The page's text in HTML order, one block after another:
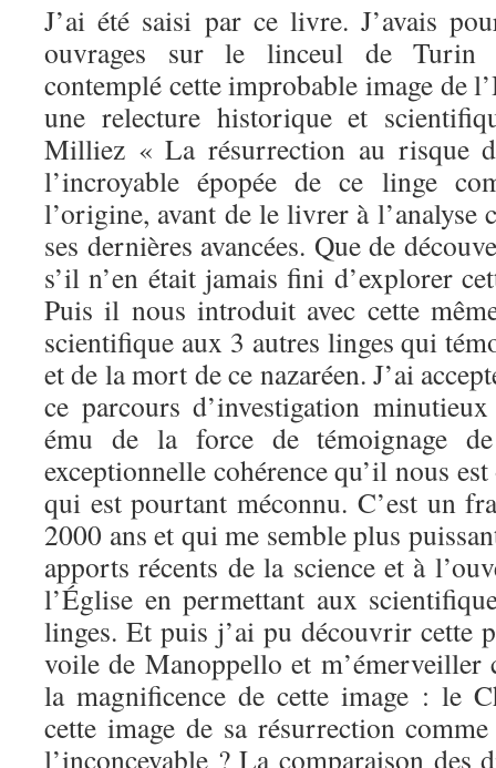
J’ai été saisi par ce livre. J’avais
ouvrages sur le linceul de Turin
contemplé cette improbable image de
une relecture historique et
Milliez « La résurrection au risque
l’incroyable épopée de ce linge
l’origine, avant de le livrer à l’analyse
ses dernières avancées. Que de
s’il n’en était jamais fini d’explorer
Puis il nous introduit avec cette
scientifique aux 3 autres linges qui
et de la mort de ce nazaréen. J’ai
ce parcours d’investigation
ému de la force de témoignage
exceptionnelle cohérence qu’il nous
qui est pourtant méconnu. C’est un
2000 ans et qui me semble plus
apports récents de la science et à
l’Église en permettant aux
linges. Et puis j’ai pu découvrir cette
voile de Manoppello et
la magnificence de cette image : le
cette image de sa résurrection
l’inconcevable ? La comparaison des